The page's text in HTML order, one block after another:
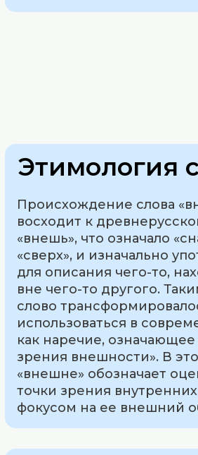
Этимология
Происхождение слова
восходит к
«внешь», что означало
«сверх», и изначально
для описания чего-то,
вне чего-то другого.
слово
использоваться в
как наречие, означающее
зрения внешности». В
«внешне» обозначает
точки зрения внутренних
фокусом на ее внешний